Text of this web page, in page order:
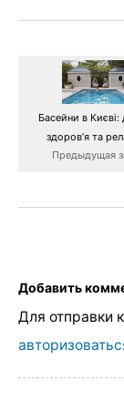
Басейни в
здоров’я та
Предыдущая
Добавить
Для отправки